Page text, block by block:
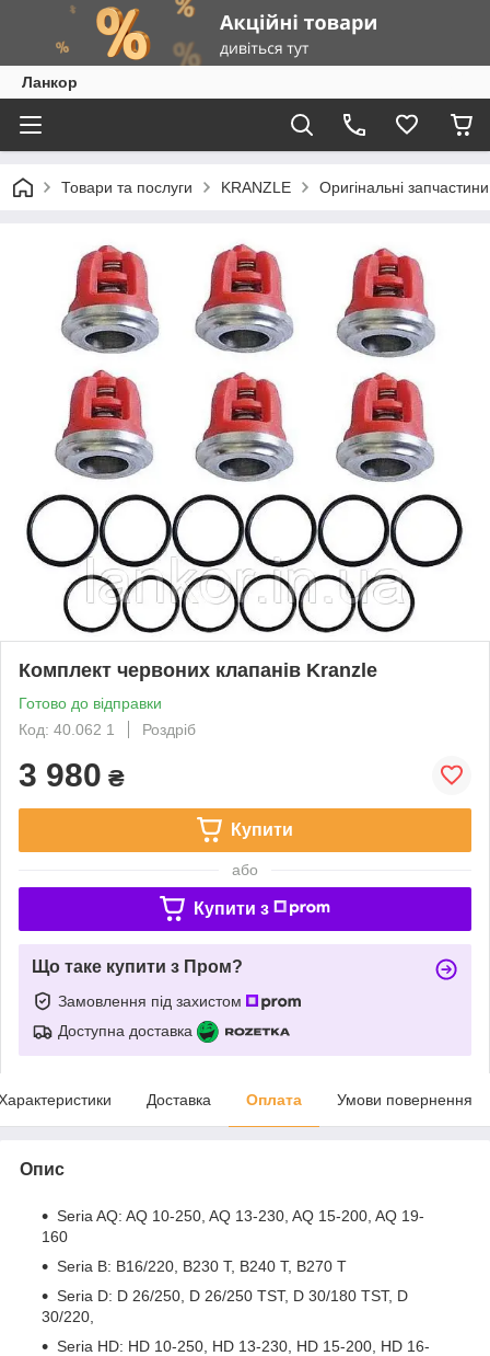
Ланкор
Товари та послуги KRANZLE Оригінальні
Комплект червоних клапанів Kranzle
Готово до відправки
Код: 40.062 1
Роздріб
3 980 ₴
Купити
або
Купити з
Що таке купити з Пром?
Замовлення під захистом
Доступна доставка
Доставка Оплата Умови повернення
Опис
Seria AQ: AQ 10-250, AQ 13-230, AQ 15-200, AQ 19-
160
Seria B: B16/220, B230 T, B240 T, B270 T
Seria D: D 26/250, D 26/250 TST, D 30/180 TST, D
30/220,
Seria HD: HD 10-250, HD 13-230, HD 15-200, HD 16-